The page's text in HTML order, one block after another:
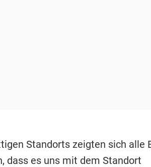
Standorts zeigten sich alle
dass es uns mit dem Standort